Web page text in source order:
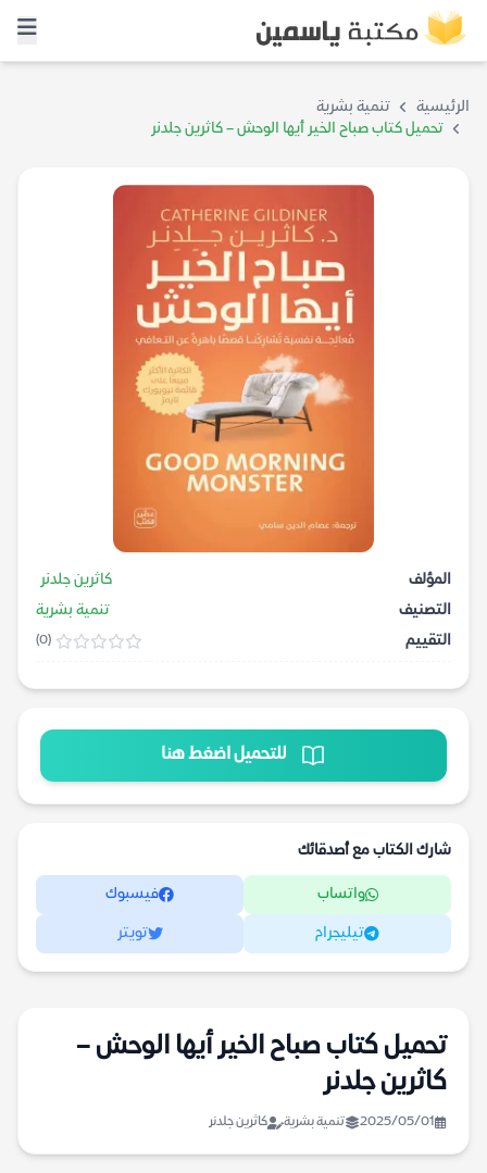
الرئيسية
تنمية بشرية
تحميل كتاب صباح الخير أيها الوحش – كاثرين جلدنر
المؤلف
كاثرين جلدنر
التصنيف
تنمية بشرية
التقييم
(0)
للتحميل اضغط هنا
شارك الكتاب مع أصدقائك
واتساب فيسبوك
تيليجرام تويتر
تحميل كتاب صباح الخير أيها الوحش –
كاثرين جلدنر
2025/05/01 تنمية بشرية كاثرين جلدنر